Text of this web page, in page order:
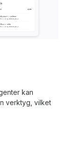
kan
verktyg, vilket